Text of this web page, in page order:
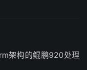
架构的鲲鹏920处理